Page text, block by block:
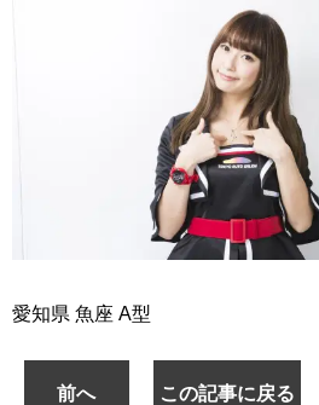
愛知県 魚座 A型
前へ この記事に戻る